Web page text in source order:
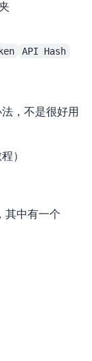
API Hash
，不是很好用
程）
其中有一个